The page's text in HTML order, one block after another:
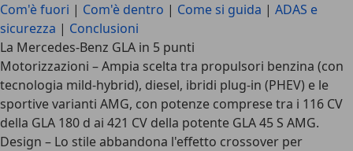
Com'è fuori | Com'è dentro | Come si guida | ADAS e
sicurezza | Conclusioni
La Mercedes-Benz GLA in 5 punti
Motorizzazioni – Ampia scelta tra propulsori benzina (con
tecnologia mild-hybrid), diesel, ibridi plug-in (PHEV) e le
sportive varianti AMG, con potenze comprese tra i 116 CV
della GLA 180 d ai 421 CV della potente GLA 45 S AMG.
Design – Lo stile abbandona l'effetto crossover per